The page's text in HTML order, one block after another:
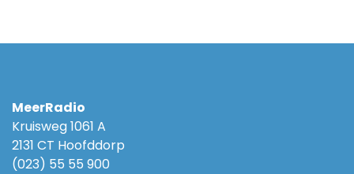
MeerRadio
Kruisweg 1061 A
2131 CT Hoofddorp
(023) 55 55 900